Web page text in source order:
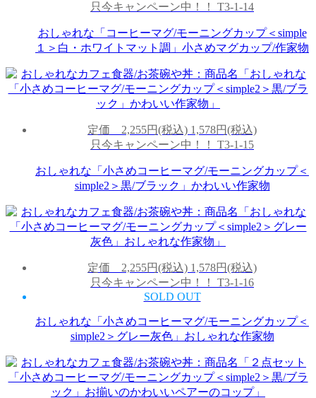
只今キャンペーン中！！ T3-1-14
おしゃれな「コーヒーマグ/モーニングカップ＜simple
１＞白・ホワイトマット調」小さめマグカップ/作家物
定価 2,255円(税込) 1,578円(税込)
只今キャンペーン中！！ T3-1-15
おしゃれな「小さめコーヒーマグ/モーニングカップ＜
simple2＞黒/ブラック」かわいい作家物
定価 2,255円(税込) 1,578円(税込)
只今キャンペーン中！！ T3-1-16
SOLD OUT
おしゃれな「小さめコーヒーマグ/モーニングカップ＜
simple2＞グレー灰色」おしゃれな作家物